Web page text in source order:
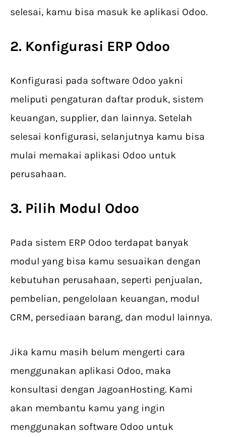
selesai, kamu bisa masuk ke aplikasi Odoo.
2. Konfigurasi ERP Odoo
Konfigurasi pada software Odoo yakni
meliputi pengaturan daftar produk, sistem
keuangan, supplier, dan lainnya. Setelah
selesai konfigurasi, selanjutnya kamu bisa
mulai memakai aplikasi Odoo untuk
perusahaan.
3. Pilih Modul Odoo
Pada sistem ERP Odoo terdapat banyak
modul yang bisa kamu sesuaikan dengan
kebutuhan perusahaan, seperti penjualan,
pembelian, pengelolaan keuangan, modul
CRM, persediaan barang, dan modul lainnya.
Jika kamu masih belum mengerti cara
menggunakan aplikasi Odoo, maka
konsultasi dengan JagoanHosting. Kami
akan membantu kamu yang ingin
menggunakan software Odoo untuk